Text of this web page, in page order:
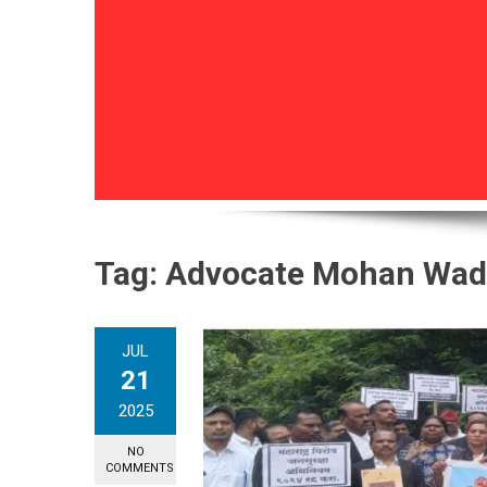
Tag: Advocate Mohan
JUL
21
2025
NO
COMMENTS